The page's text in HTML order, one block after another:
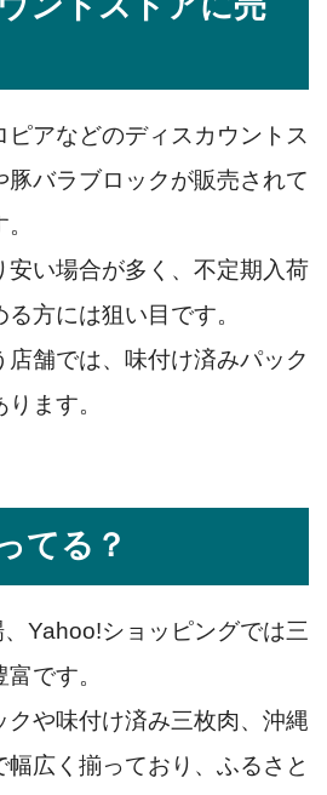
ピアなどのディスカウントス
豚バラブロックが販売されて
安い場合が多く、不定期入荷
方には狙い目です。
舗では、味付け済みパック
ます。
てる？
Yahoo!ショッピングでは三
です。
クや味付け済み三枚肉、沖縄
広く揃っており、ふるさと